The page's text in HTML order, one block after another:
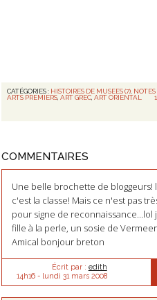
CATÉGORIES : HISTOIRES DE MUSEES (7), NOTES
ARTS PREMIERS,ART GREC,ART ORIENTAL
COMMENTAIRES
Une belle brochette de
c'est la classe! Mais ce n'est pas
pour signe de
fille à la perle, un sosie de
Amical bonjour breton
Écrit par : edith
14h16- lundi 31 mars 2008